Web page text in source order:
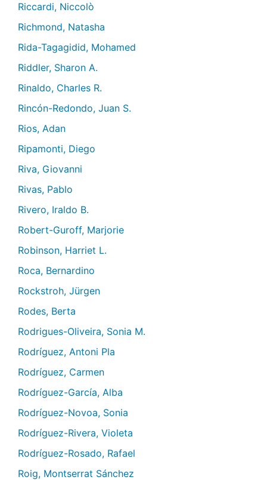
Riccardi, Niccolò
Richmond, Natasha
Rida-Tagagidid, Mohamed
Riddler, Sharon A.
Rinaldo, Charles R.
Rincón-Redondo, Juan S.
Rios, Adan
Ripamonti, Diego
Riva, Giovanni
Rivas, Pablo
Rivero, Iraldo B.
Robert-Guroff, Marjorie
Robinson, Harriet L.
Roca, Bernardino
Rockstroh, Jürgen
Rodes, Berta
Rodrigues-Oliveira, Sonia M.
Rodríguez, Antoni Pla
Rodríguez, Carmen
Rodríguez-García, Alba
Rodríguez-Novoa, Sonia
Rodríguez-Rivera, Violeta
Rodríguez-Rosado, Rafael
Roig, Montserrat Sánchez